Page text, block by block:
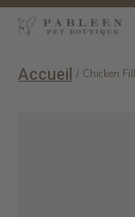
Accueil / Chicken